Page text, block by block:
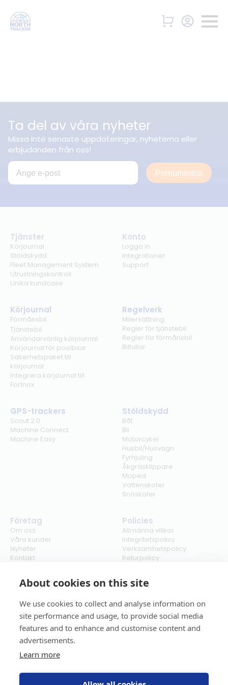
About cookies on this site
We use cookies to collect and analyse information on
site performance and usage, to provide social media
features and to enhance and customise content and
advertisements.
Learn more
Ta del av våra nyheter
Missa inte senaste uppdateringar, nyheterna eller
erbjudanden från oss!
Prenumerera
Tjänster
Körjournal
Stöldskydd
Fleet Management System
Utrustningskontroll
Unika kundcase
Konto
Logga in
Integrationer
Support
Körjournal
Förmånsbil
Tjänstebil
Användarvänlig körjournal
Körjournal för poolbilar
Säkerhetspaket till
körjournal
Integrera körjournal till
Fortnox
Regelverk
Milersättning
Regler för tjänstebil
Regler för förmånsbil
Biltullar
GPS-trackers
Scout 2.0
Machine Connect
Machine Easy
Stöldskydd
Båt
Bil
Motorcykel
Husbil/Husvagn
Fyrhjuling
Åkgräsklippare
Moped
Vattenskoter
Snöskoter
Företag
Om oss
Våra kunder
Nyheter
Kontakt
Policies
Allmänna villkor
Integritetspolicy
Verksamhetspolicy
Returpolicy
Cookies